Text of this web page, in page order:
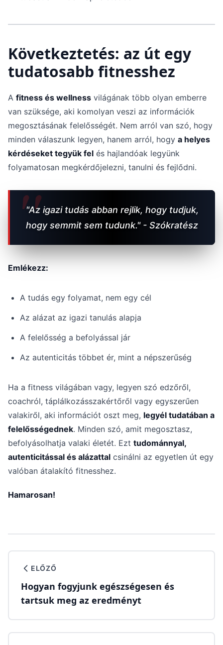
Következtetés: az út egy
tudatosabb fitnesshez
A fitness és wellness világának több olyan emberre
van szüksége, aki komolyan veszi az információk
megosztásának felelősségét. Nem arról van szó, hogy
minden válaszunk legyen, hanem arról, hogy a helyes
kérdéseket tegyük fel és hajlandóak legyünk
folyamatosan megkérdőjelezni, tanulni és fejlődni.
"Az igazi tudás abban rejlik, hogy tudjuk,
hogy semmit sem tudunk." - Szókratész
Emlékezz:
A tudás egy folyamat, nem egy cél
Az alázat az igazi tanulás alapja
A felelősség a befolyással jár
Az autenticitás többet ér, mint a népszerűség
Ha a fitness világában vagy, legyen szó edzőről,
coachról, táplálkozásszakértőről vagy egyszerűen
valakiről, aki információt oszt meg, legyél tudatában a
felelősségednek. Minden szó, amit megosztasz,
befolyásolhatja valaki életét. Ezt tudománnyal,
autenticitással és alázattal csinálni az egyetlen út egy
valóban átalakító fitnesshez.
Hamarosan!
ELŐZŐ
Hogyan fogyjunk egészségesen és
tartsuk meg az eredményt